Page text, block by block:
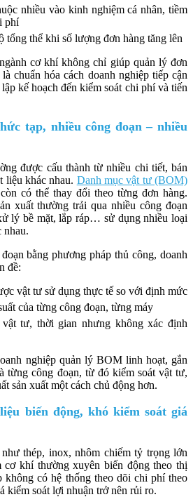
nhiều vào kinh nghiệm cá nhân, tiềm
phí
tổng thể khi số lượng đơn hàng tăng lên
cơ khí không chỉ giúp quản lý đơn
chuẩn hóa cách doanh nghiệp tiếp cận
kế hoạch đến kiểm soát chi phí và tiến
tạp, nhiều công đoạn – nhiều
được cấu thành từ nhiều chi tiết, bán
liệu khác nhau. Danh mục vật tư (BOM)
có thể thay đổi theo từng đơn hàng.
xuất thường trải qua nhiều công đoạn
lý bề mặt, lắp ráp… sử dụng nhiều loại
nhau.
bằng phương pháp thủ công, doanh
đề:
vật tư sử dụng thực tế so với định mức
của từng công đoạn, từng máy
tư, thời gian nhưng không xác định
nghiệp quản lý BOM linh hoạt, gắn
từng công đoạn, từ đó kiểm soát vật tư,
sản xuất một cách chủ động hơn.
biến động, khó kiểm soát giá
thép, inox, nhôm chiếm tỷ trọng lớn
cơ khí thường xuyên biến động theo thị
không có hệ thống theo dõi chi phí theo
kiểm soát lợi nhuận trở nên rủi ro.